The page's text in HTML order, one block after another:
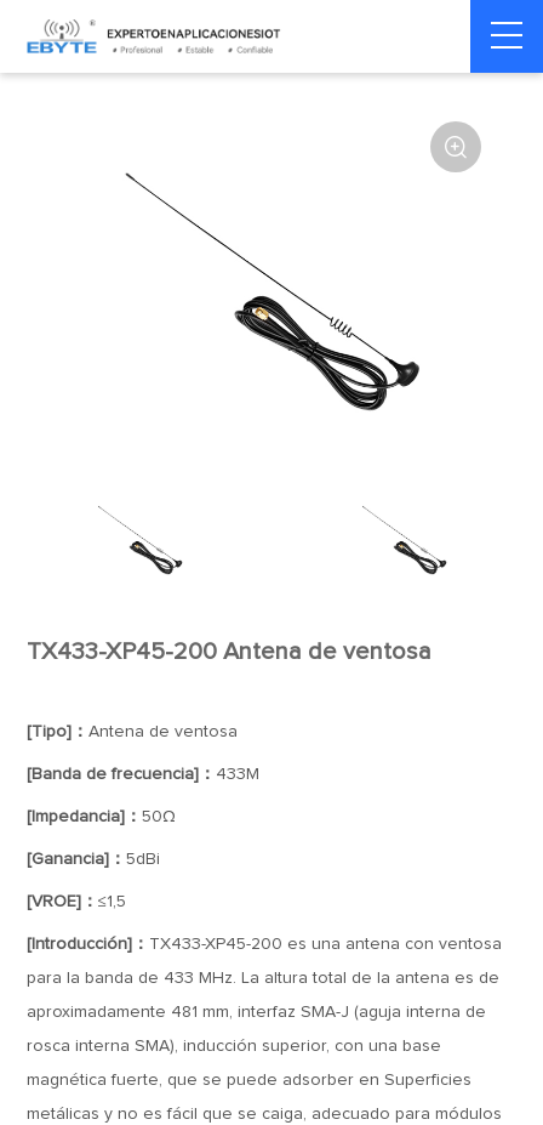
Home > Accesorios > Antena

TX433-XP45-200 Antena de ventosa
[Tipo]：Antena de ventosa
[Banda de frecuencia]： 433M
[Impedancia]：50Ω
[Ganancia]：5dBi
[VROE]：≤1,5
[Introducción]： TX433-XP45-200 es una antena con ventosa
para la banda de 433 MHz. La altura total de la antena es de
aproximadamente 481 mm, interfaz SMA-J (aguja interna de
rosca interna SMA), inducción superior, con una base
magnética fuerte, que se puede adsorber en Superficies
metálicas y no es fácil que se caiga, adecuado para módulos